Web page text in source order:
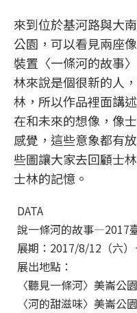
來到位於基河路與大
公園，可以看見兩座
裝置〈一條河的故事
林來說是個很新的人
林，所以作品裡面講
在和未來的想像，像
感覺，這些意象都有
些圖讓大家去回顧士
士林的記憶。
DATA
說一條河的故事—2017
展期：2017/8/12（六）
展出地點：
〈聽見一條河〉美崙公園
〈河的甜滋味〉美崙公園